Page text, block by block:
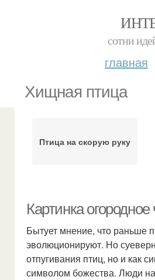
сотни
главная
Хищная птица
Птица на скорую руку
Картинка
Бытует мнение, что раньше
эволюционируют. Но
отпугивания птиц, но и как
символом божества. Люди